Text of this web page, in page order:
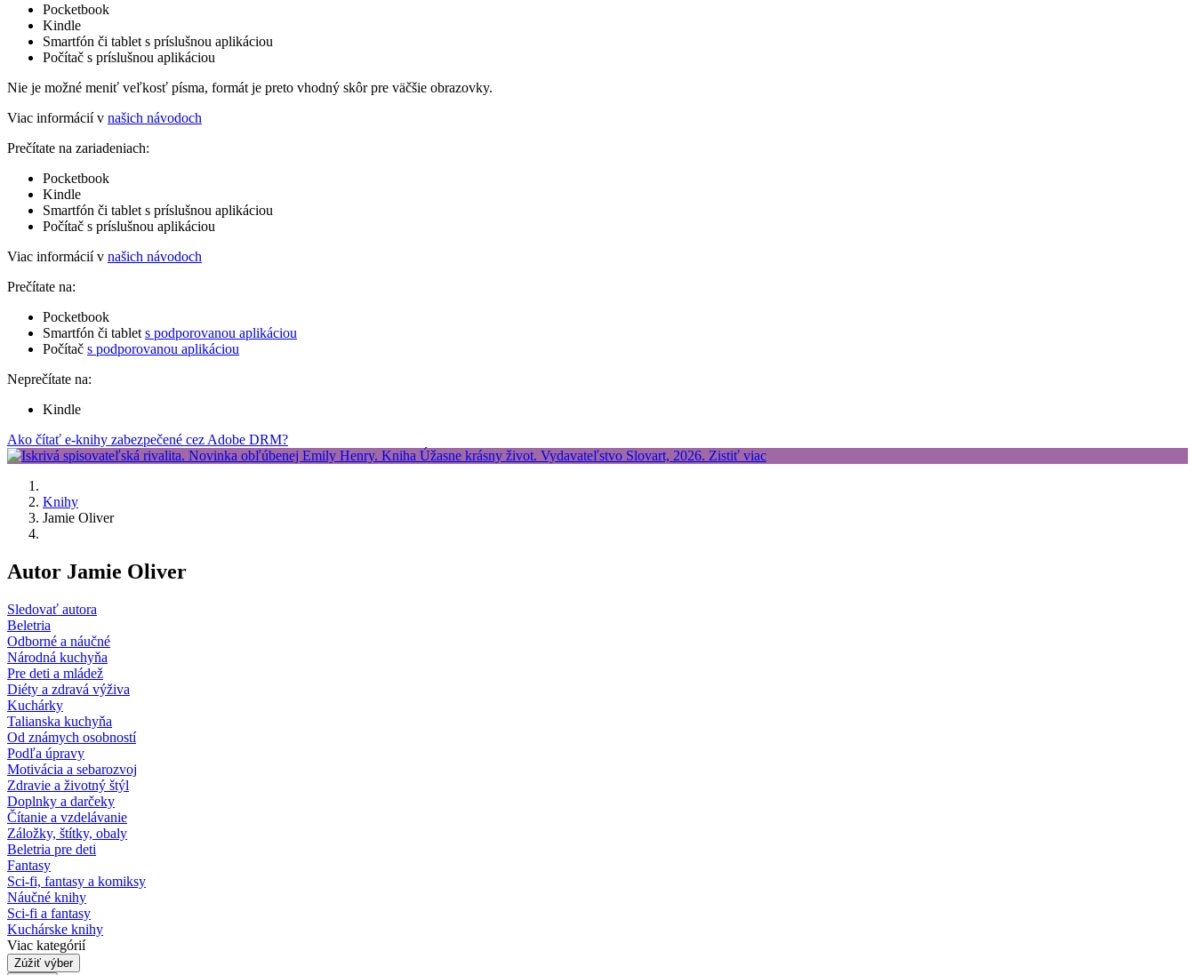
Pocketbook
Kindle
Smartfón či tablet s príslušnou aplikáciou
Počítač s príslušnou aplikáciou
Nie je možné meniť veľkosť písma, formát je preto vhodný skôr pre väčšie obrazovky.
Viac informácií v našich návodoch
Prečítate na zariadeniach:
Pocketbook
Kindle
Smartfón či tablet s príslušnou aplikáciou
Počítač s príslušnou aplikáciou
Viac informácií v našich návodoch
Prečítate na:
Pocketbook
Smartfón či tablet s podporovanou aplikáciou
Počítač s podporovanou aplikáciou
Neprečítate na:
Kindle
Ako čítať e-knihy zabezpečené cez Adobe DRM?
Knihy
Jamie Oliver
Autor Jamie Oliver
Sledovať autora
Beletria
Odborné a náučné
Národná kuchyňa
Pre deti a mládež
Diéty a zdravá výživa
Kuchárky
Talianska kuchyňa
Od známych osobností
Podľa úpravy
Motivácia a sebarozvoj
Zdravie a životný štýl
Doplnky a darčeky
Čítanie a vzdelávanie
Záložky, štítky, obaly
Beletria pre deti
Fantasy
Sci-fi, fantasy a komiksy
Náučné knihy
Sci-fi a fantasy
Kuchárske knihy
Viac kategórií
Zúžiť výber